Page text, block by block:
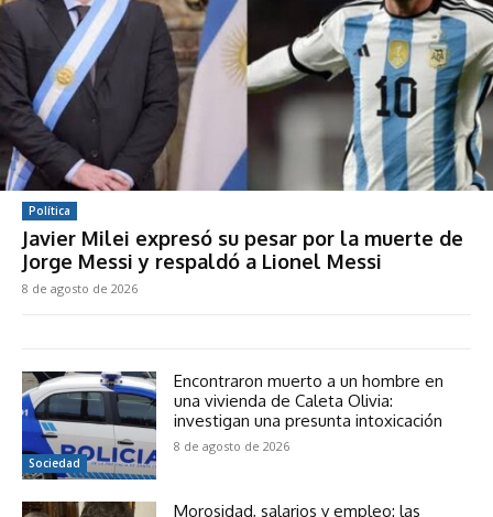
Política
Javier Milei expresó su pesar por la muerte de
Jorge Messi y respaldó a Lionel Messi
8 de agosto de 2026
Sociedad
Encontraron muerto a un hombre en
una vivienda de Caleta Olivia:
investigan una presunta intoxicación
8 de agosto de 2026
Morosidad, salarios y empleo: las